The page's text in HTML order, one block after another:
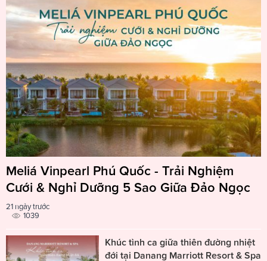
Meliá Vinpearl Phú Quốc - Trải Nghiệm
Cưới & Nghỉ Dưỡng 5 Sao Giữa Đảo Ngọc
21 ngày trước
1039
Khúc tình ca giữa thiên đường nhiệt
đới tại Danang Marriott Resort & Spa